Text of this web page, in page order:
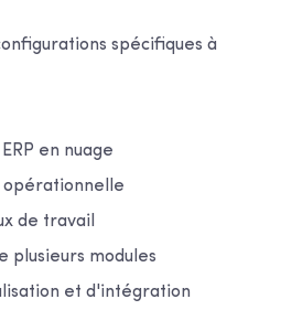
spécifiques à
en nuage
de travail
plusieurs modules
et d'intégration